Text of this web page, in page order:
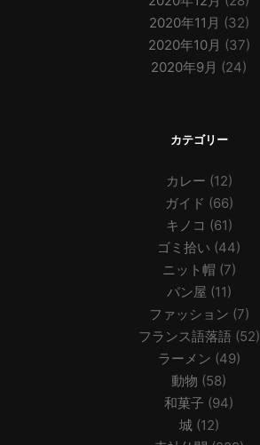
2020年11月 (32)
2020年10月 (37)
2020年9月 (24)
カテゴリー
カレー (12)
ガイド (66)
キノコ (61)
ゴミ拾い (44)
ニット帽 (7)
パン屋 (11)
ファッション (7)
フランス語落語 (52)
ラーメン (49)
動物 (58)
和菓子 (94)
城(12)